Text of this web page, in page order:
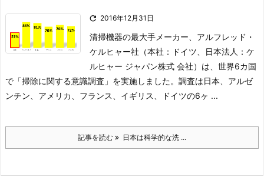
 2016年12月31日
清掃機器の最大手メーカー、アルフレッド・
ケルヒャー社（本社：ドイツ、日本法人：ケ
ルヒャー ジャパン株式 会社）は、世界6カ国
で「掃除に関する意識調査」を実施しました。調査は日本、アルゼ
ンチン、アメリカ、フランス、イギリス、ドイツの6ヶ ...
記事を読む 日本は科学的な洗 ...